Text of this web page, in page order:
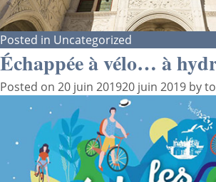
Posted in Uncategorized
Échappée à vélo… à
Posted on 20 juin 201920 juin 2019 by